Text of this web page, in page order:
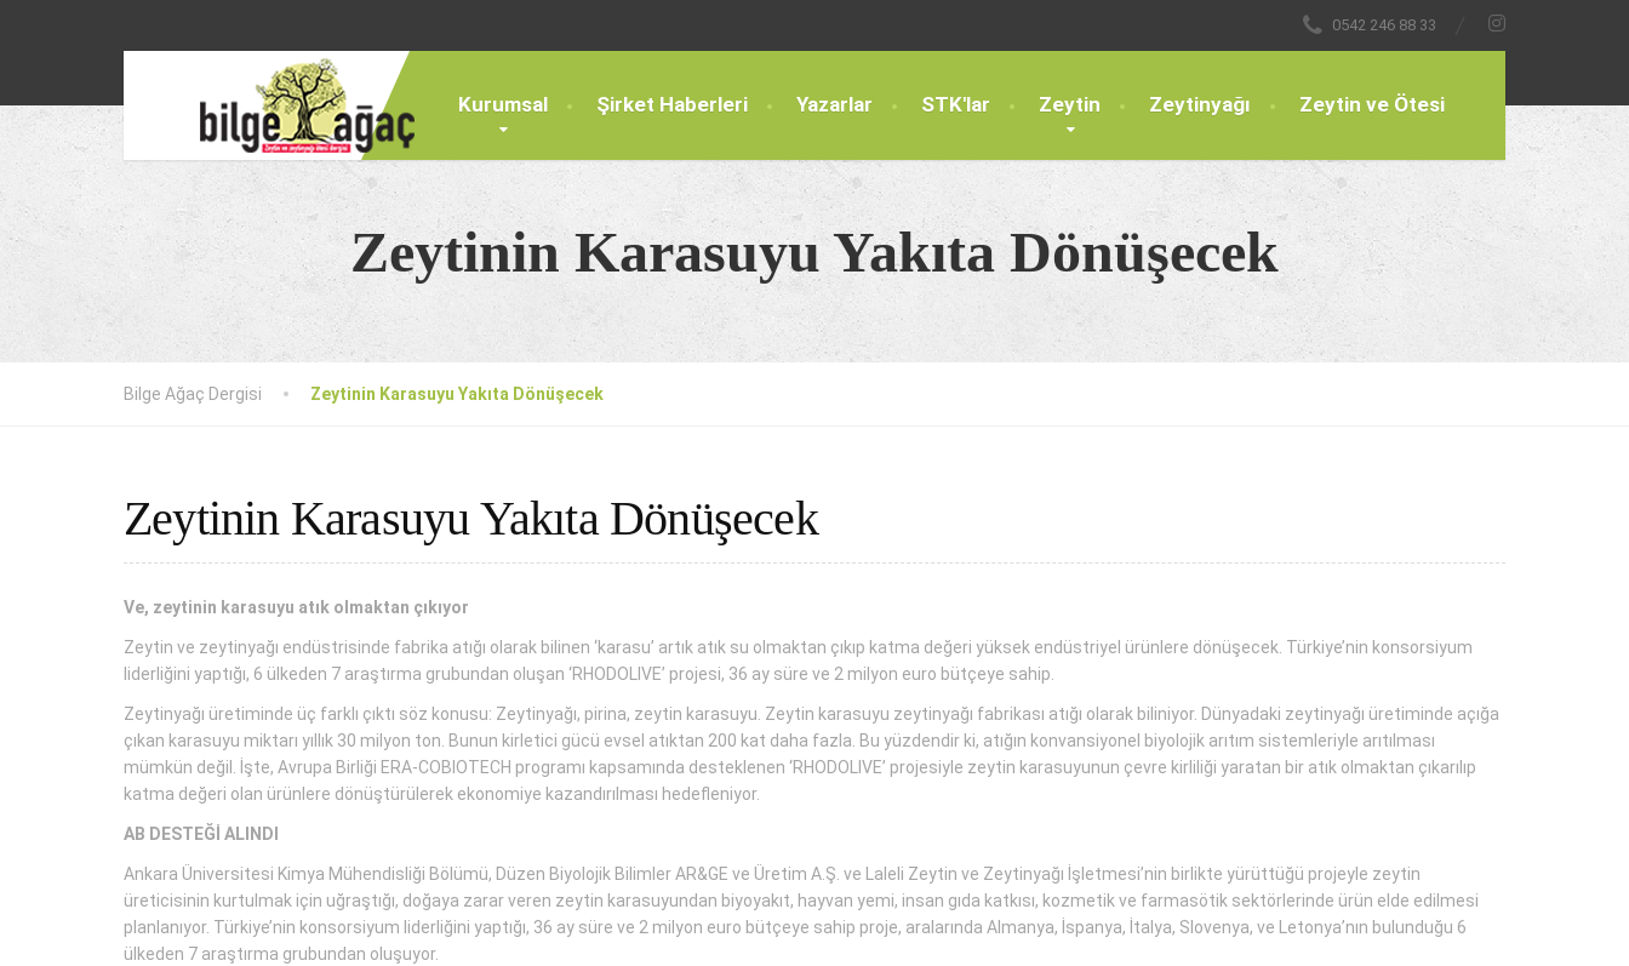
0542 246 88 33
Kurumsal Şirket Haberleri Yazarlar STK'lar Zeytin Zeytinyağı Zeytin ve Ötesi
Zeytinin Karasuyu Yakıta Dönüşecek
Bilge Ağaç Dergisi Zeytinin Karasuyu Yakıta Dönüşecek
Zeytinin Karasuyu Yakıta Dönüşecek
Ve, zeytinin karasuyu atık olmaktan çıkıyor
Zeytin ve zeytinyağı endüstrisinde fabrika atığı olarak bilinen ‘karasu’ artık atık su olmaktan çıkıp katma değeri yüksek endüstriyel ürünlere dönüşecek. Türkiye’nin konsorsiyum
liderliğini yaptığı, 6 ülkeden 7 araştırma grubundan oluşan ‘RHODOLIVE’ projesi, 36 ay süre ve 2 milyon euro bütçeye sahip.
Zeytinyağı üretiminde üç farklı çıktı söz konusu: Zeytinyağı, pirina, zeytin karasuyu. Zeytin karasuyu zeytinyağı fabrikası atığı olarak biliniyor. Dünyadaki zeytinyağı üretiminde açığa
çıkan karasuyu miktarı yıllık 30 milyon ton. Bunun kirletici gücü evsel atıktan 200 kat daha fazla. Bu yüzdendir ki, atığın konvansiyonel biyolojik arıtım sistemleriyle arıtılması
mümkün değil. İşte, Avrupa Birliği ERA-COBIOTECH programı kapsamında desteklenen ‘RHODOLIVE’ projesiyle zeytin karasuyunun çevre kirliliği yaratan bir atık olmaktan çıkarılıp
katma değeri olan ürünlere dönüştürülerek ekonomiye kazandırılması hedefleniyor.
AB DESTEĞİ ALINDI
Ankara Üniversitesi Kimya Mühendisliği Bölümü, Düzen Biyolojik Bilimler AR&GE ve Üretim A.Ş. ve Laleli Zeytin ve Zeytinyağı İşletmesi’nin birlikte yürüttüğü projeyle zeytin
üreticisinin kurtulmak için uğraştığı, doğaya zarar veren zeytin karasuyundan biyoyakıt, hayvan yemi, insan gıda katkısı, kozmetik ve farmasötik sektörlerinde ürün elde edilmesi
planlanıyor. Türkiye’nin konsorsiyum liderliğini yaptığı, 36 ay süre ve 2 milyon euro bütçeye sahip proje, aralarında Almanya, İspanya, İtalya, Slovenya, ve Letonya’nın bulunduğu 6
ülkeden 7 araştırma grubundan oluşuyor.